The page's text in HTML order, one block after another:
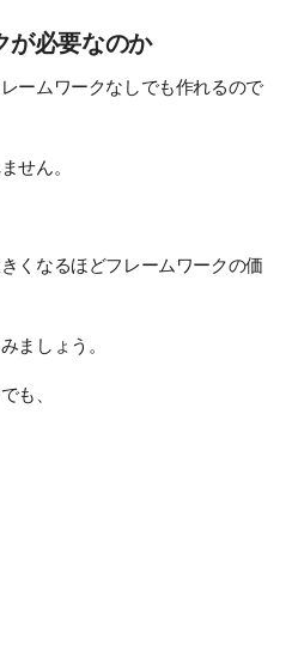
が必要なのか
ームワークなしでも作れるので
せん。
くなるほどフレームワークの価
ましょう。
も、